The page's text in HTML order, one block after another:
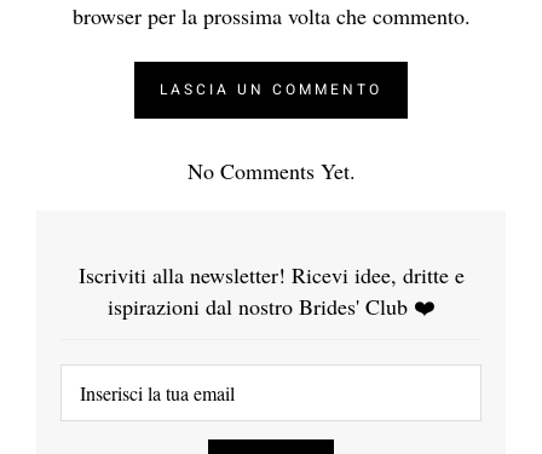
browser per la prossima volta che commento.
No Comments Yet.
Iscriviti alla newsletter! Ricevi idee, dritte e
ispirazioni dal nostro Brides' Club ❤️